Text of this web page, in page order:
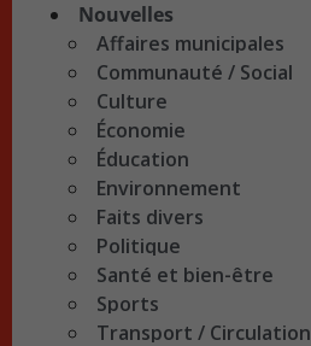
Nouvelles
Affaires municipales
Communauté / Social
Culture
Économie
Éducation
Environnement
Faits divers
Politique
Santé et bien-être
Sports
Transport / Circulation